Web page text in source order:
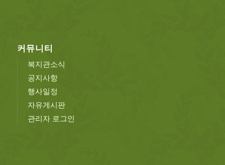
커뮤니티
복지관소식
공지사항
행사일정
자유게시판
관리자 로그인